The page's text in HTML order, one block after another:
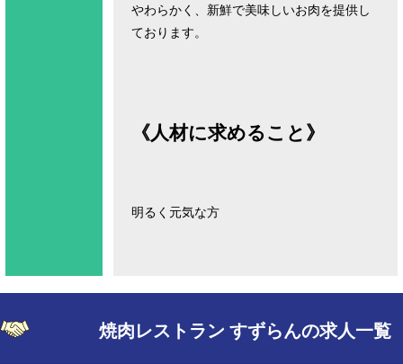
やわらかく、新鮮で美味しいお肉を提供し
ております。
《人材に求めること》
明るく元気な方
焼肉レストラン すずらんの求人一覧